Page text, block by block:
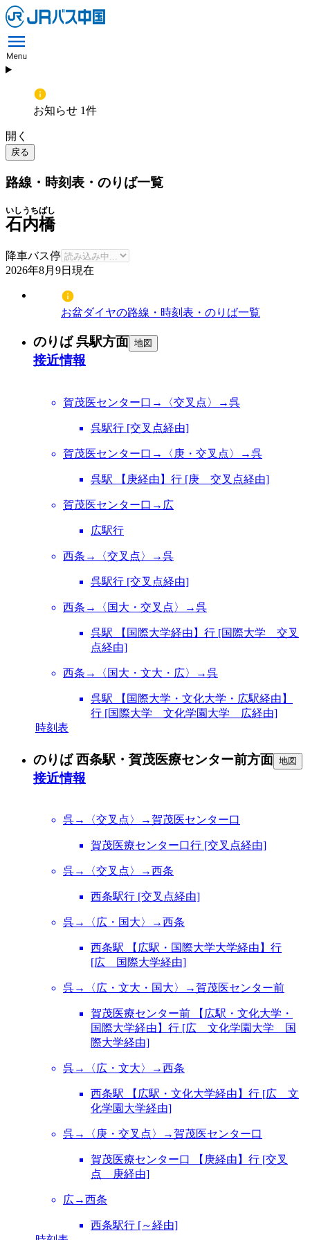
お知らせ 1件
開く
戻る
路線・時刻表・のりば一覧
石内橋
いしうちばし
降車バス停
2026年8月9日 現在
お盆ダイヤの路線・時刻表・のりば一覧
のりば 呉駅方面 地図
接近情報
賀茂医センター口→〈交叉点〉→呉
呉駅行 [交叉点経由]
賀茂医センター口→〈庚・交叉点〉→呉
呉駅 【庚経由】行 [庚 交叉点経由]
賀茂医センター口→広
広駅行
西条→〈交叉点〉→呉
呉駅行 [交叉点経由]
西条→〈国大・交叉点〉→呉
呉駅 【国際大学経由】行 [国際大学 交叉
点経由]
西条→〈国大・文大・広〉→呉
呉駅 【国際大学・文化大学・広駅経由】
行 [国際大学 文化学園大学 広経由]
時刻表
のりば 西条駅・賀茂医療センター前方面 地図
接近情報
呉→〈交叉点〉→賀茂医センター口
賀茂医療センター口行 [交叉点経由]
呉→〈交叉点〉→西条
西条駅行 [交叉点経由]
呉→〈広・国大〉→西条
西条駅 【広駅・国際大学大学経由】行
[広 国際大学経由]
呉→〈広・文大・国大〉→賀茂医センター前
賀茂医療センター前 【広駅・文化大学・
国際大学経由】行 [広 文化学園大学 国
際大学経由]
呉→〈広・文大〉→西条
西条駅 【広駅・文化大学経由】行 [広 文
化学園大学経由]
呉→〈庚・交叉点〉→賀茂医センター口
賀茂医療センター口 【庚経由】行 [交叉
点 庚経由]
広→西条
西条駅行 [～経由]